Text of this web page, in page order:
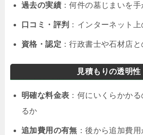
過去の実績 ：何件の墓じまいを
口コミ・評判 ：インターネット
資格・認定 ：行政書士や石材店
見積もりの透明性
明確な料金表 ：何にいくらかか
るか
追加費用の有無 ：後から追加費